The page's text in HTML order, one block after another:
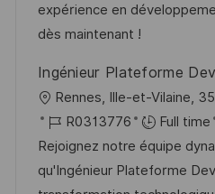
a
t
o
n
n
c
d
u
p
o
s
expérience en
dès maintenant !
Ingénieur Plateforme
o
c
a
Rennes, Ille-et-Vilaine,
R
é
f
R0313776 Full time
Rejoignez notre équipe
qu'Ingénieur Plateforme